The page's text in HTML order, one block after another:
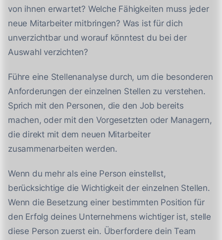
von ihnen erwartet? Welche Fähigkeiten muss jeder
neue Mitarbeiter mitbringen? Was ist für dich
unverzichtbar und worauf könntest du bei der
Auswahl verzichten?
Führe eine Stellenanalyse durch, um die besonderen
Anforderungen der einzelnen Stellen zu verstehen.
Sprich mit den Personen, die den Job bereits
machen, oder mit den Vorgesetzten oder Managern,
die direkt mit dem neuen Mitarbeiter
zusammenarbeiten werden.
Wenn du mehr als eine Person einstellst,
berücksichtige die Wichtigkeit der einzelnen Stellen.
Wenn die Besetzung einer bestimmten Position für
den Erfolg deines Unternehmens wichtiger ist, stelle
diese Person zuerst ein. Überfordere dein Team